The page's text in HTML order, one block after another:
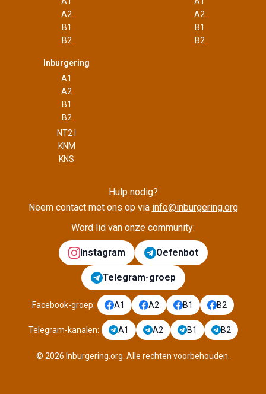
A2
B1
B2
A2
B1
B2
Inburgering
A1
A2
B1
B2
NT2 I
KNM
KNS
Hulp nodig?
Neem contact met ons op via info@inburgering.org
Word lid van onze community:
Instagram Oefenbot
Telegram-groep
Facebook-groep: A1 A2 B1 B2
Telegram-kanalen: A1 A2 B1 B2
© 2026 Inburgering.org Alle rechten voorbehouden.